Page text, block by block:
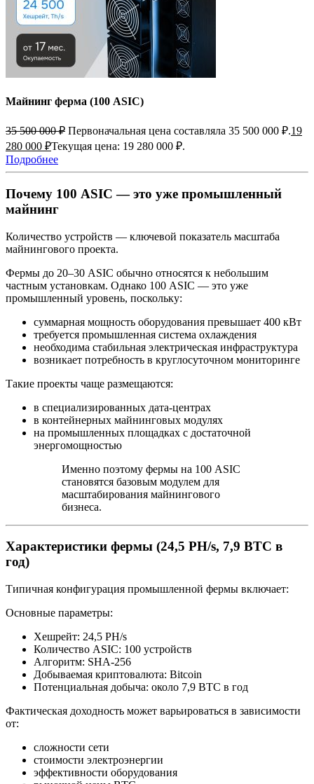
Майнинг ферма (100 ASIC)
35 500 000₽ Первоначальная цена составляла 35 500 000 ₽.19
280 000 ₽Текущая цена: 19 280 000 ₽.
Подробнее
Почему 100 ASIC — это уже промышленный
майнинг
Количество устройств — ключевой показатель масштаба
майнингового проекта.
Фермы до 20–30 ASIC обычно относятся к небольшим
частным установкам. Однако 100 ASIC — это уже
промышленный уровень, поскольку:
суммарная мощность оборудования превышает 400 кВт
требуется промышленная система охлаждения
необходима стабильная электрическая инфраструктура
возникает потребность в круглосуточном мониторинге
Такие проекты чаще размещаются:
в специализированных дата‑центрах
в контейнерных майнинговых модулях
на промышленных площадках с достаточной
энергомощностью
Именно поэтому фермы на 100 ASIC
становятся базовым модулем для
масштабирования майнингового
бизнеса.
Характеристики фермы (24,5 PH/s, 7,9 BTC в
год)
Типичная конфигурация промышленной фермы включает:
Основные параметры:
Хешрейт: 24,5 PH/s
Количество ASIC: 100 устройств
Алгоритм: SHA‑256
Добываемая криптовалюта: Bitcoin
Потенциальная добыча: около 7,9 BTC в год
Фактическая доходность может варьироваться в зависимости
от:
сложности сети
стоимости электроэнергии
эффективности оборудования